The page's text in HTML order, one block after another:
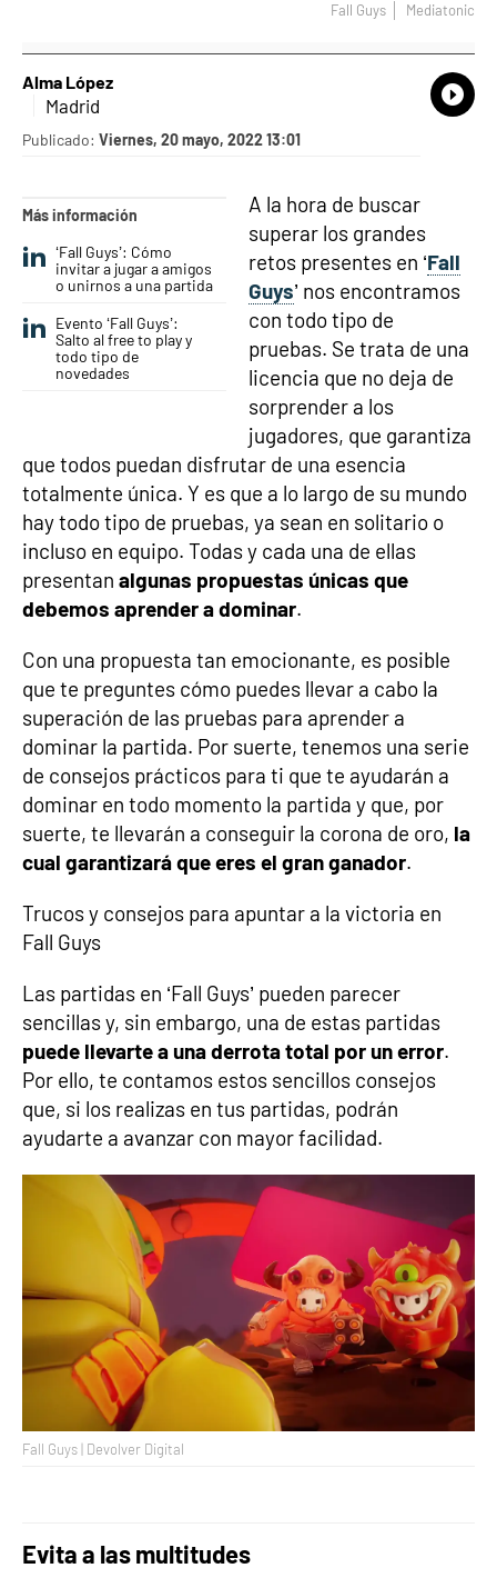
Fall Guys Mediatonic
Alma López
Madrid
Publicado: Viernes, 20 mayo, 2022 13:01
Más información
‘Fall Guys’: Cómo
invitar a jugar a amigos
o unirnos a una partida
Evento ‘Fall Guys’:
Salto al free to play y
todo tipo de
novedades
A la hora de buscar
superar los grandes
retos presentes en ‘Fall
Guys’ nos encontramos
con todo tipo de
pruebas. Se trata de una
licencia que no deja de
sorprender a los
jugadores, que garantiza
que todos puedan disfrutar de una esencia
totalmente única. Y es que a lo largo de su mundo
hay todo tipo de pruebas, ya sean en solitario o
incluso en equipo. Todas y cada una de ellas
presentan algunas propuestas únicas que
debemos aprender a dominar.
Con una propuesta tan emocionante, es posible
que te preguntes cómo puedes llevar a cabo la
superación de las pruebas para aprender a
dominar la partida. Por suerte, tenemos una serie
de consejos prácticos para ti que te ayudarán a
dominar en todo momento la partida y que, por
suerte, te llevarán a conseguir la corona de oro, la
cual garantizará que eres el gran ganador.
Trucos y consejos para apuntar a la victoria en
Fall Guys
Las partidas en ‘Fall Guys’ pueden parecer
sencillas y, sin embargo, una de estas partidas
puede llevarte a una derrota total por un error.
Por ello, te contamos estos sencillos consejos
que, si los realizas en tus partidas, podrán
ayudarte a avanzar con mayor facilidad.
Fall Guys | Devolver Digital
Evita a las multitudes